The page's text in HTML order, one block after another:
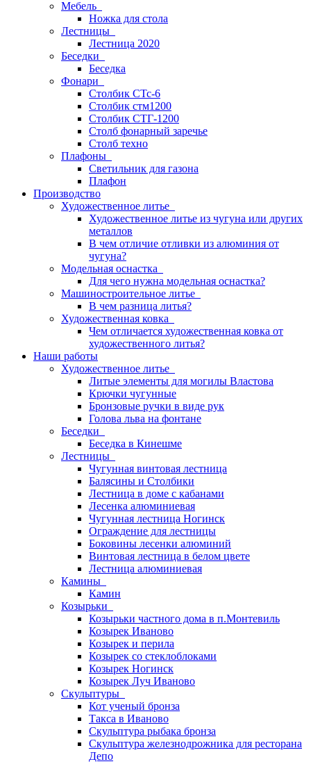
Мебель
Ножка для стола
Лестницы
Лестница 2020
Беседки
Беседка
Фонари
Столбик СТс-6
Столбик стм1200
Столбик СТГ-1200
Столб фонарный заречье
Столб техно
Плафоны
Светильник для газона
Плафон
Производство
Художественное литье
Художественное литье из чугуна или других
металлов
В чем отличие отливки из алюминия от
чугуна?
Модельная оснастка
Для чего нужна модельная оснастка?
Машиностроительное литье
В чем разница литья?
Художественная ковка
Чем отличается художественная ковка от
художественного литья?
Наши работы
Художественное литье
Литые элементы для могилы Властова
Крючки чугунные
Бронзовые ручки в виде рук
Голова льва на фонтане
Беседки
Беседка в Кинешме
Лестницы
Чугунная винтовая лестница
Балясины и Столбики
Лестница в доме с кабанами
Лесенка алюминиевая
Чугунная лестница Ногинск
Ограждение для лестницы
Боковины лесенки алюминий
Винтовая лестница в белом цвете
Лестница алюминиевая
Камины
Камин
Козырьки
Козырьки частного дома в п.Монтевиль
Козырек Иваново
Козырек и перила
Козырек со стеклоблоками
Козырек Ногинск
Козырек Луч Иваново
Скульптуры
Кот ученый бронза
Такса в Иваново
Скульптура рыбака бронза
Скульптура железнодрожника для ресторана
Депо